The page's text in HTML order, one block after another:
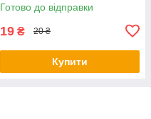
Готово до відправки
19 ₴ 20 ₴
Купити